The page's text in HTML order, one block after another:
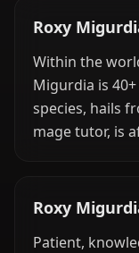
Roxy
Within the
Migurdia is
species, hails
mage tutor, is
Roxy
Patient,